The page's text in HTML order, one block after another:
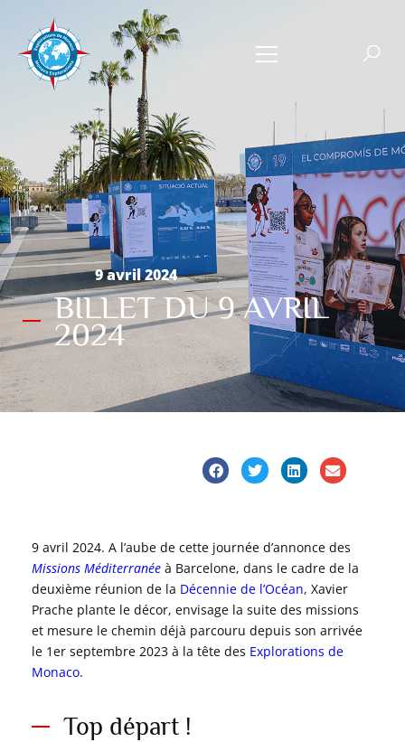
9 avril 2024
BILLET DU 9 AVRIL
2024
9 avril 2024. A l’aube de cette journée d’annonce des
Missions Méditerranée à Barcelone, dans le cadre de la
deuxième réunion de la Décennie de l’Océan, Xavier
Prache plante le décor, envisage la suite des missions
et mesure le chemin déjà parcouru depuis son arrivée
le 1er septembre 2023 à la tête des Explorations de
Monaco.
Top départ !